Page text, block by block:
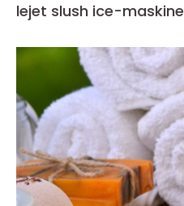
lejet slush ice-maskine